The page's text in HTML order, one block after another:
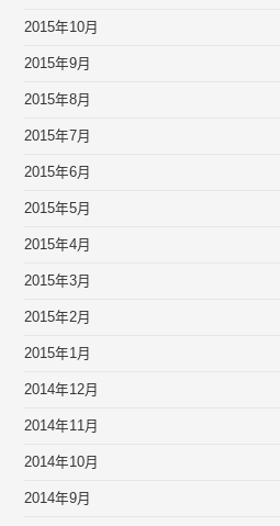
2015年10月
2015年9月
2015年8月
2015年7月
2015年6月
2015年5月
2015年4月
2015年3月
2015年2月
2015年1月
2014年12月
2014年11月
2014年10月
2014年9月